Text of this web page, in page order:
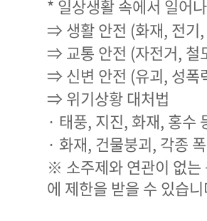
* 일상생활 속에서 일어
⇒ 생활 안전 (화재, 전기,
⇒ 교통 안전 (자전거, 철
⇒ 신변 안전 (유괴, 성폭
⇒ 위기상황 대처법
· 태풍, 지진, 화재, 홍수
· 화재, 건물붕괴, 각종
※ 소주제와 연관이 없는
에 제한을 받을 수 있습